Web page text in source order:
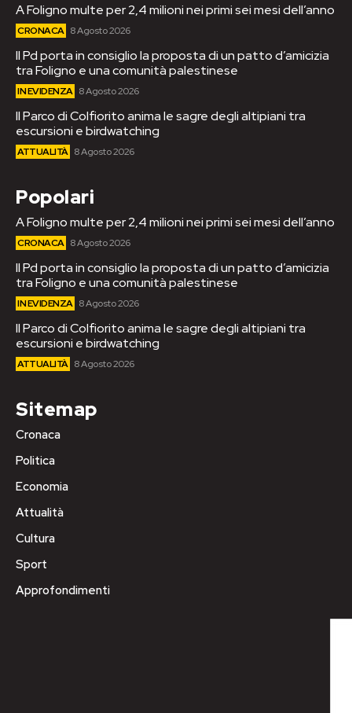
A Foligno multe per 2,4 milioni nei primi sei mesi dell’anno
CRONACA 8 Agosto 2026
Il Pd porta in consiglio la proposta di un patto d’amicizia
tra Foligno e una comunità palestinese
IN EVIDENZA 8 Agosto 2026
Il Parco di Colfiorito anima le sagre degli altipiani tra
escursioni e birdwatching
ATTUALITÀ 8 Agosto 2026
Popolari
A Foligno multe per 2,4 milioni nei primi sei mesi dell’anno
CRONACA 8 Agosto 2026
Il Pd porta in consiglio la proposta di un patto d’amicizia
tra Foligno e una comunità palestinese
IN EVIDENZA 8 Agosto 2026
Il Parco di Colfiorito anima le sagre degli altipiani tra
escursioni e birdwatching
ATTUALITÀ 8 Agosto 2026
Sitemap
Cronaca
Politica
Economia
Attualità
Cultura
Sport
Approfondimenti